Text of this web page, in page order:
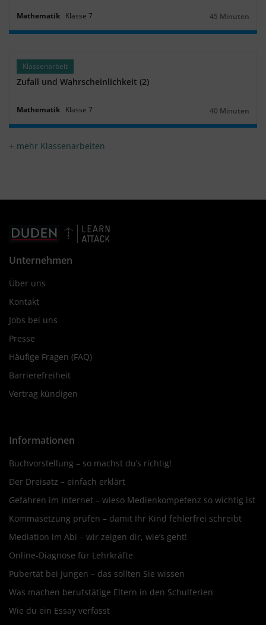
Mathematik Klasse 7
Dauer:
45 Minuten
Klassenarbeit
Zufall und Wahrscheinlichkeit (2)
Mathematik Klasse 7
Dauer:
40 Minuten
mehr Klassenarbeiten
Unternehmen
Über uns
Kontakt
Jobs bei uns
Presse
Häufige Fragen (FAQ)
Barrierefreiheit
Vertrag kündigen
Informationen
Buchvorstellung – so machst du’s richtig!
Der Dreisatz – einfach erklärt
Gefahren im Internet – wieso Medienkompetenz so wichtig ist
Kommasetzung prüfen – damit Ihr Kind fehlerfrei schreibt
Mediation im Abi – wir zeigen dir, wie’s geht!
Online-Diagnose für Lehrkräfte
Pubertät bei Jungen – das sollten Sie wissen
Was machen berufstätige Eltern in den Schulferien
Wie du ein Essay verfasst